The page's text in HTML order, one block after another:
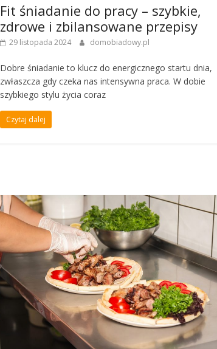
Fit śniadanie do pracy – szybkie,
zdrowe i zbilansowane przepisy
29 listopada 2024 domobiadowy.pl
Dobre śniadanie to klucz do energicznego startu dnia,
zwłaszcza gdy czeka nas intensywna praca. W dobie
szybkiego stylu życia coraz
Czytaj dalej